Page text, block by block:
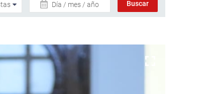
Día / mes / año